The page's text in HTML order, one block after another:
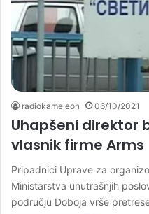
radiokameleon 06/10/2021
Uhapšeni direktor
vlasnik firme Arms
Pripadnici Uprave za
Ministarstva unutrašnjih
području Doboja vrše